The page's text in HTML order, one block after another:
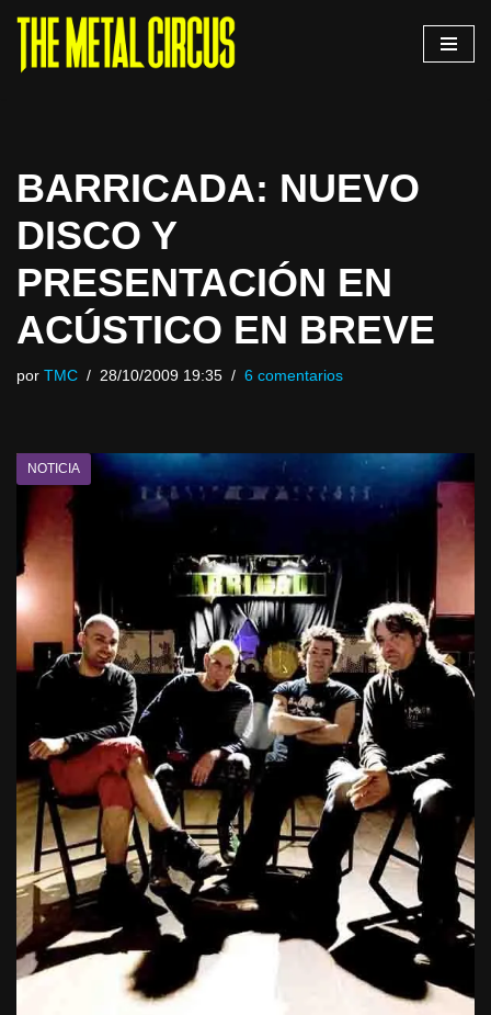
Saltar
BARRICADA: NUEVO
DISCO Y
PRESENTACIÓN EN
ACÚSTICO EN BREVE
por TMC 28/10/2009 19:35 6 comentarios
NOTICIA